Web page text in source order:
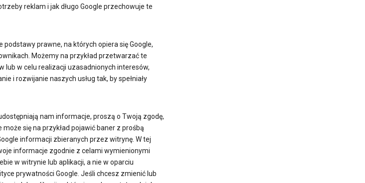
reklam i jak długo Google przechowuje te
podstawy prawne, na których opiera się Google,
Możemy na przykład przetwarzać te
lub w celu realizacji uzasadnionych interesów,
i rozwijanie naszych usług tak, by spełniały
nam informacje, proszą o Twoją zgodę,
się na przykład pojawić baner z prośbą
informacji zbieranych przez witrynę. W tej
informacje zgodnie z celami wymienionymi
w witrynie lub aplikacji, a nie w oparciu
prywatności Google. Jeśli chcesz zmienić lub